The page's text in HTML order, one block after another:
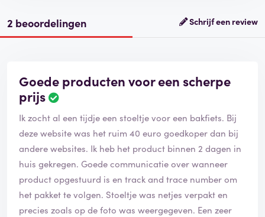
2 beoordelingen Schrijf een review
Goede producten voor een scherpe
prijs
Ik zocht al een tijdje een stoeltje voor een bakfiets. Bij
deze website was het ruim 40 euro goedkoper dan bij
andere websites. Ik heb het product binnen 2 dagen in
huis gekregen. Goede communicatie over wanneer
product opgestuurd is en track and trace number om
het pakket te volgen. Stoeltje was netjes verpakt en
precies zoals op de foto was weergegeven. Een zeer